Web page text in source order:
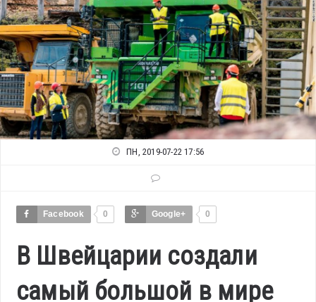
ПН, 2019-07-22 17:56
Facebook 0 Google+ 0
В Швейцарии создали
самый большой в мире